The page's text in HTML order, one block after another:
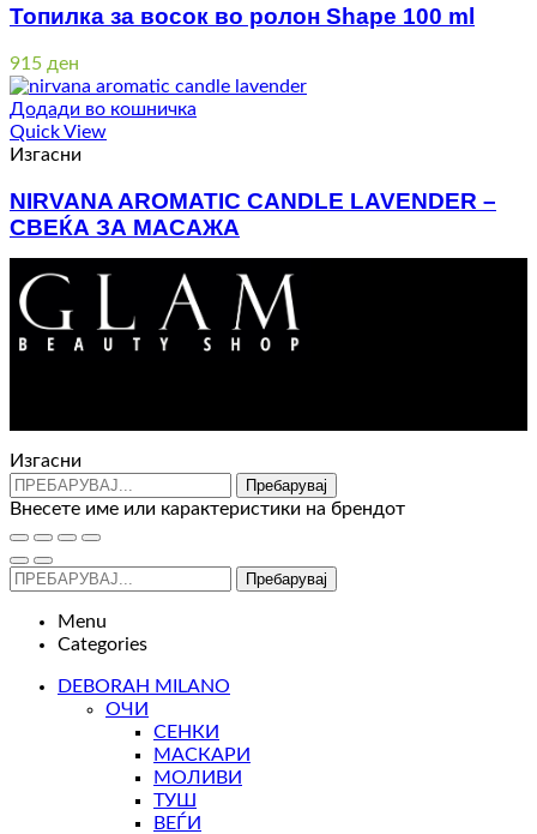
Топилка за восок во ролон Shape 100 ml
915 ден
Додади во кошничка
Quick View
Изгасни
NIRVANA AROMATIC CANDLE LAVENDER –
СВЕЌА ЗА МАСАЖА
330ден
Изгасни
Пребарувај
Внесете име или карактеристики на брендот
Пребарувај
Menu
Categories
DEBORAH MILANO
ОЧИ
СЕНКИ
МАСКАРИ
МОЛИВИ
ТУШ
ВЕЃИ